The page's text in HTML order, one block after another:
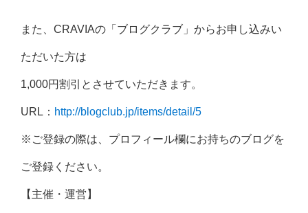
また、CRAVIAの「ブログクラブ」からお申し込みい
ただいた方は
1,000円割引とさせていただきます。
URL： http://blogclub.jp/items/detail/5
※ご登録の際は、プロフィール欄にお持ちのブログを
ご登録ください。
【主催・運営】